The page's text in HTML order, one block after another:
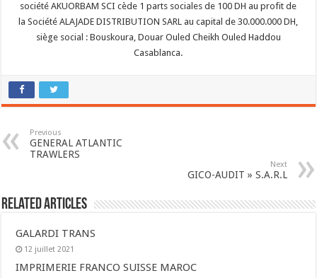
société AKUORBAM SCI cède 1 parts sociales de 100 DH au profit de
la Société ALAJADE DISTRIBUTION SARL au capital de 30.000.000 DH,
siège social : Bouskoura, Douar Ouled Cheikh Ouled Haddou
Casablanca.
Previous
GENERAL ATLANTIC
TRAWLERS
Next
GICO-AUDIT » S.A.R.L
Related Articles
GALARDI TRANS
12 juillet 2021
IMPRIMERIE FRANCO SUISSE MAROC